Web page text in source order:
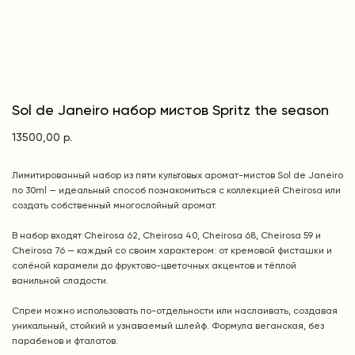
Sol de Janeiro набор мистов Spritz the season
13500,00 р.
Лимитированный набор из пяти культовых аромат-мистов Sol de Janeiro
по 30ml — идеальный способ познакомиться с коллекцией Cheirosa или
создать собственный многослойный аромат.
В набор входят Cheirosa 62, Cheirosa 40, Cheirosa 68, Cheirosa 59 и
Cheirosa 76 — каждый со своим характером: от кремовой фисташки и
солёной карамели до фруктово-цветочных акцентов и тёплой
ванильной сладости.
Спреи можно использовать по-отдельности или наслаивать, создавая
уникальный, стойкий и узнаваемый шлейф. Формула веганская, без
парабенов и фталатов.